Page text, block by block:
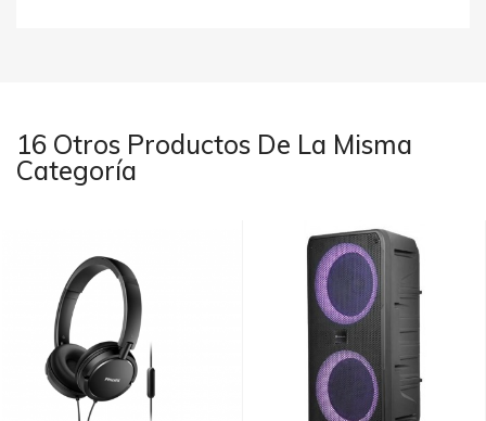
16 Otros Productos De La Misma
Categoría